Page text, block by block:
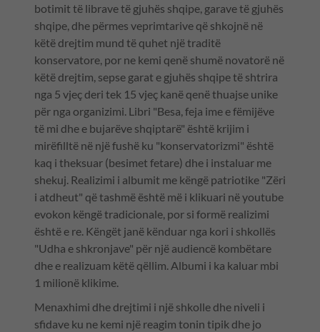
botimit të librave të gjuhës shqipe, garave të gjuhës
shqipe, dhe përmes veprimtarive që shkojnë në
këtë drejtim mund të quhet një traditë
konservatore, por ne kemi qenë shumë novatorë në
këtë drejtim, sepse garat e gjuhës shqipe të shtrira
nga 5 vjeç deri tek 15 vjeç kanë qenë thuajse unike
për nga organizimi. Libri "Besa, feja ime e fëmijëve
të mi dhe e bujarëve shqiptarë" është krijim i
mirëfilltë në një fushë ku "konservatorizmi" është
kaq i theksuar (besimet fetare) dhe i instaluar me
shekuj. Realizimi i albumit me këngë patriotike "Zëri
i atdheut" që tashmë është më i klikuari në youtube
evokon këngë tradicionale, por si formë realizimi
është e re. Këngët janë kënduar nga kori i shkollës
"Udha e shkronjave" për një audiencë kombëtare
dhe e realizuam këtë qëllim. Albumi i ka kaluar mbi
1 milionë klikime.
Menaxhimi dhe drejtimi i një shkolle dhe niveli i
sfidave ku ne kemi një reagim tonin tipik dhe jo